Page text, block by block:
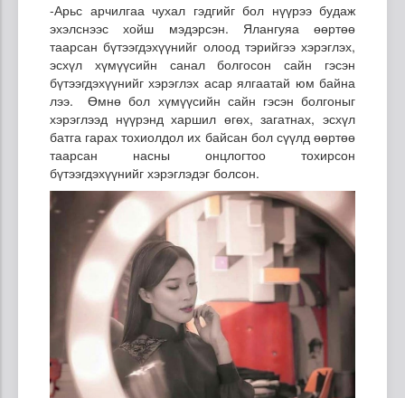
-Арьс арчилгаа чухал гэдгийг бол нүүрээ будаж
эхэлснээс хойш мэдэрсэн. Ялангуяа өөртөө
таарсан бүтээгдэхүүнийг олоод тэрийгээ хэрэглэх,
эсхүл хүмүүсийн санал болгосон сайн гэсэн
бүтээгдэхүүнийг хэрэглэх асар ялгаатай юм байна
лээ. Өмнө бол хүмүүсийн сайн гэсэн болгоныг
хэрэглээд нүүрэнд харшил өгөх, загатнах, эсхүл
батга гарах тохиолдол их байсан бол сүүлд өөртөө
таарсан насны онцлогтоо тохирсон
бүтээгдэхүүнийг хэрэглэдэг болсон.